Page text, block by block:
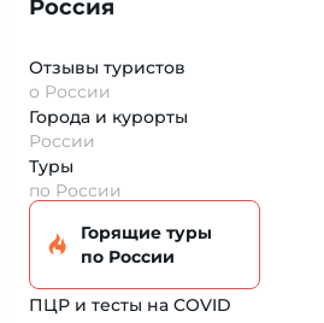
Россия
Отзывы туристов
о России
Города и курорты
России
Туры
по России
Горящие туры
по России
ПЦР и тесты на COVID